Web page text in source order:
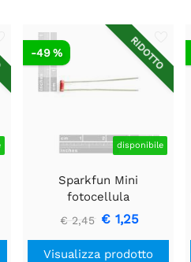
RIDOTTO
disponibile
-49 %
Sparkfun Mini
fotocellula
€ 2,45 € 1,25
Visualizza prodotto